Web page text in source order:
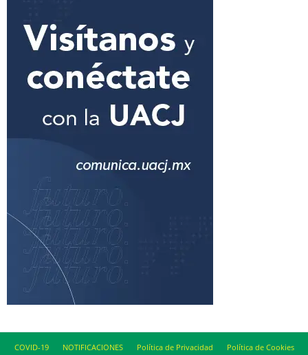
COVID-19 NOTIFICACIONES Política de Privacidad
Política de Cookies